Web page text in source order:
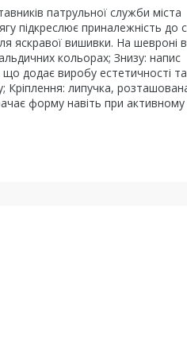
патрульної служби міста
підкреслює приналежність до
яскравої вишивки. На шевроні
кольорах; Знизу: напис
додає виробу естетичності та
липучка,
форму навіть при активному